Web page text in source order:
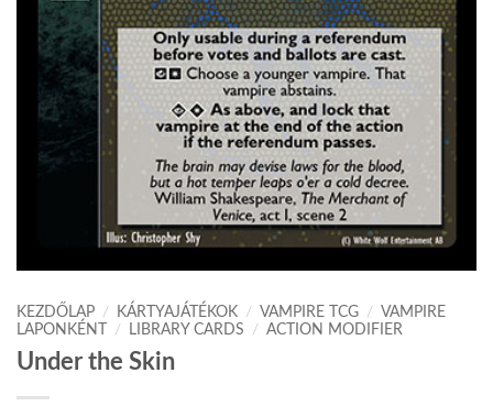
KEZDŐLAP / KÁRTYAJÁTÉKOK / VAMPIRE TCG /
VAMPIRE
LAPONKÉNT
/ LIBRARY CARDS / ACTION MODIFIER
Under the Skin